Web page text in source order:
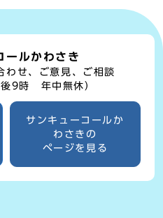
ールかわさき
わせ、ご意見、ご相談
後9時 年中無休）
サンキューコールか
わさきの
ページを見る